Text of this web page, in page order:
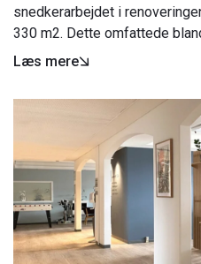
snedkerarbejdet i
330 m2. Dette omfattede
gamle mahognivinduer,
Læs mere